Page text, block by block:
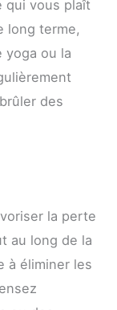
qui vous plaît
long terme,
yoga ou la
des
la perte
au long de la
à éliminer les